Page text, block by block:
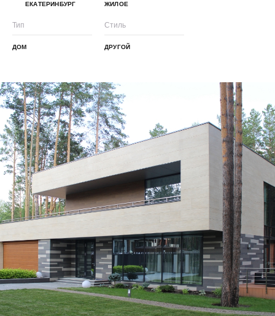
ЕКАТЕРИНБУРГ ЖИЛОЕ
Тип
ДОМ
Стиль
ДРУГОЙ